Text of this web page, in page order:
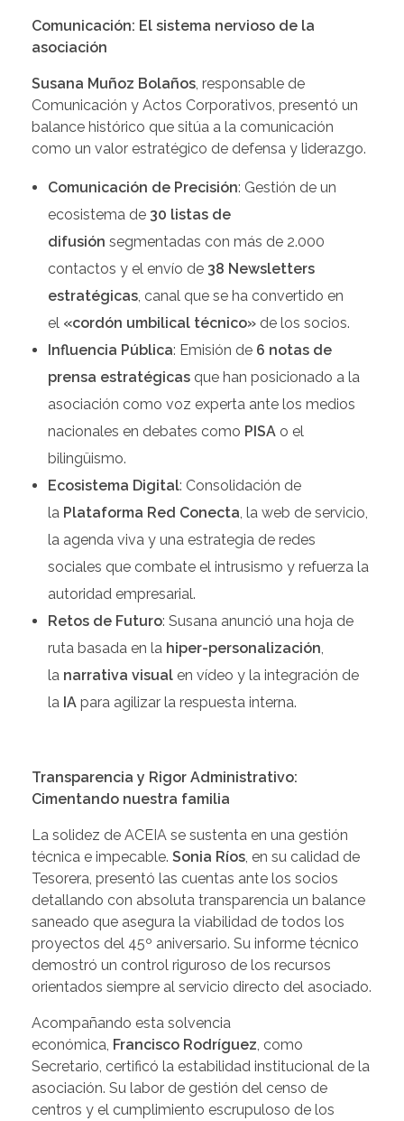
Comunicación: El sistema nervioso de la
asociación
Susana Muñoz Bolaños , responsable de
Comunicación y Actos Corporativos, presentó un
balance histórico que sitúa a la comunicación
como un valor estratégico de defensa y liderazgo.
Comunicación de Precisión: Gestión de un
ecosistema de 30 listas de
difusión segmentadas con más de 2.000
contactos y el envío de 38 Newsletters
estratégicas, canal que se ha convertido en
el «cordón umbilical técnico»de los socios.
Influencia Pública: Emisión de 6 notas de
prensa estratégicasque han posicionado a la
asociación como voz experta ante los medios
nacionales en debates como PISA o el
bilingüismo.
Ecosistema Digital: Consolidación de
la Plataforma Red Conecta , la web de servicio,
la agenda viva y una estrategia de redes
sociales que combate el intrusismo y refuerza la
autoridad empresarial.
Retos de Futuro: Susana anunció una hoja de
ruta basada en la hiper-personalización
la narrativa visualen vídeo y la integración de
la IA para agilizar la respuesta interna.
Transparencia y Rigor Administrativo:
Cimentando nuestra familia
La solidez de ACEIA se sustenta en una gestión
técnica e impecable. Sonia Ríos , en su calidad de
Tesorera, presentó las cuentas ante los socios
detallando con absoluta transparencia un balance
saneado que asegura la viabilidad de todos los
proyectos del 45º aniversario. Su informe técnico
demostró un control riguroso de los recursos
orientados siempre al servicio directo del asociado.
Acompañando esta solvencia
económica, Francisco Rodríguez , como
Secretario, certificó la estabilidad institucional de la
asociación. Su labor de gestión del censo de
centros y el cumplimiento escrupuloso de los